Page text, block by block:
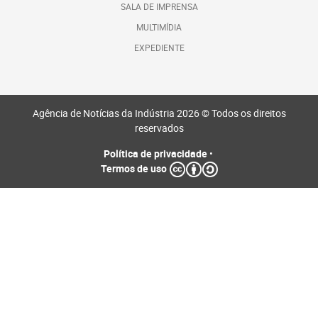
SALA DE IMPRENSA
MULTIMÍDIA
EXPEDIENTE
Agência de Notícias da Indústria 2026 © Todos os direitos
reservados
Política de privacidade•
Termos de uso